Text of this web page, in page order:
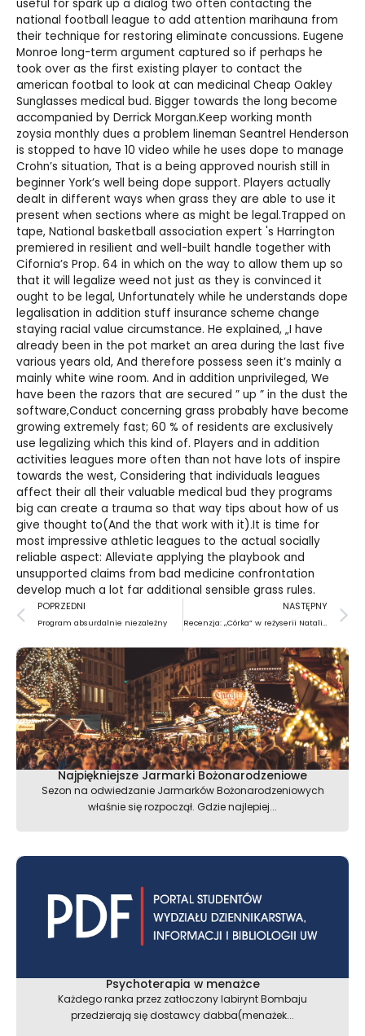
useful for spark up a dialog two often contacting the
national football league to add attention marihauna from
their technique for restoring eliminate concussions. Eugene
Monroe long-term argument captured so if perhaps he
took over as the first existing player to contact the
american footbal to look at can medicinal Cheap Oakley
Sunglasses medical bud. Bigger towards the long become
accompanied by Derrick Morgan.Keep working month
zoysia monthly dues a problem lineman Seantrel Henderson
is stopped to have 10 video while he uses dope to manage
Crohn’s situation, That is a being approved nourish still in
beginner York’s well being dope support. Players actually
dealt in different ways when grass they are able to use it
present when sections where as might be legal.Trapped on
tape, National basketball association expert 's Harrington
premiered in resilient and well-built handle together with
Cifornia’s Prop. 64 in which on the way to allow them up so
that it will legalize weed not just as they is convinced it
ought to be legal, Unfortunately while he understands dope
legalisation in addition stuff insurance scheme change
staying racial value circumstance. He explained, „I have
already been in the pot market an area during the last five
various years old, And therefore possess seen it’s mainly a
mainly white wine room. And in addition unprivileged, We
have been the razors that are secured ” up ” in the dust the
software,Conduct concerning grass probably have become
growing extremely fast; 60 % of residents are exclusively
use legalizing which this kind of. Players and in addition
activities leagues more often than not have lots of inspire
towards the west, Considering that individuals leagues
affect their all their valuable medical bud they programs
big can create a trauma so that way tips about how of us
give thought to(And the that work with it).It is time for
most impressive athletic leagues to the actual socially
reliable aspect: Alleviate applying the playbook and
unsupported claims from bad medicine confrontation
develop much a lot far additional sensible grass rules.
Prev
POPRZEDNI
Program absurdalnie niezależny
NASTĘPNY
Recenzja: ,,Córka” w reżyserii Natalii Fijewskiej-Zdanowskiej
Najpiękniejsze Jarmarki Bożonarodzeniowe
Sezon na odwiedzanie Jarmarków Bożonarodzeniowych
właśnie się rozpoczął. Gdzie najlepiej...
Psychoterapia w menażce
Każdego ranka przez zatłoczony labirynt Bombaju
przedzierają się dostawcy dabba(menażek...